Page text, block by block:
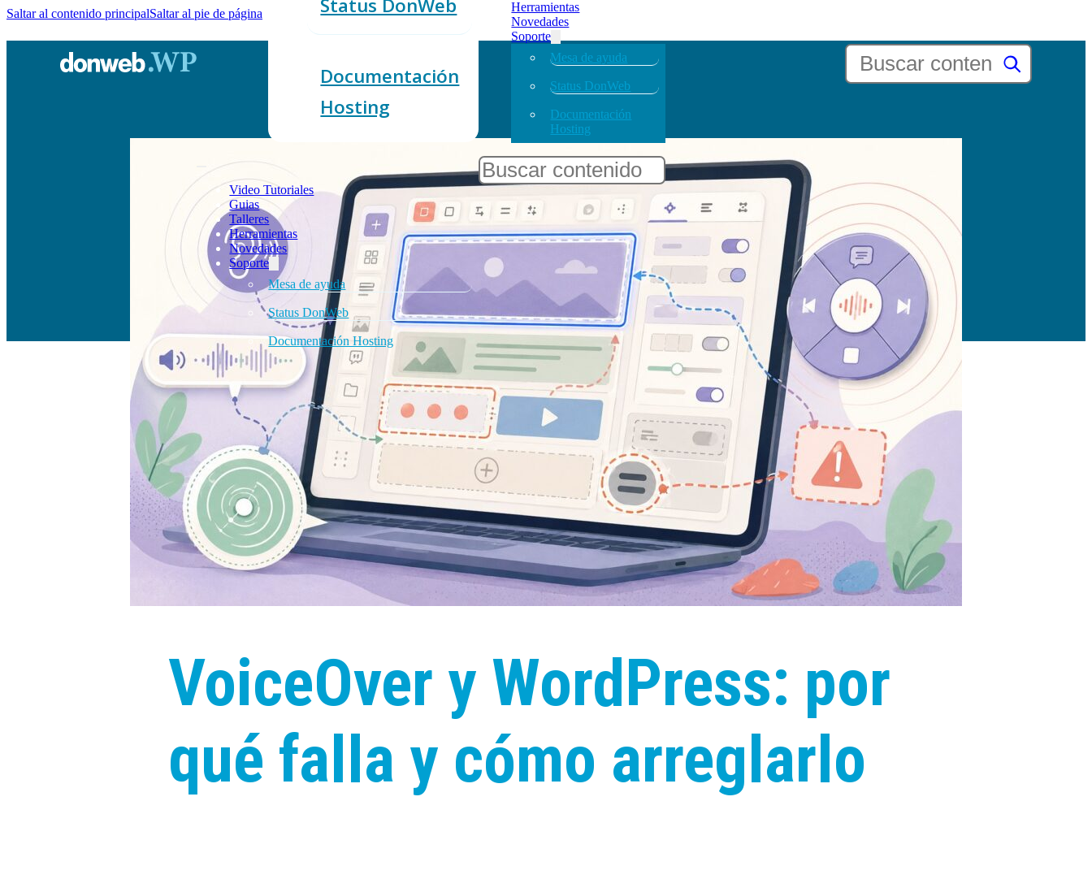
Saltar al contenido principalSaltar al pie de página
Documentación
Hosting
Video Tutoriales
Guias
Talleres
Herramientas
Novedades
Soporte
Mesa de ayuda
Status DonWeb
Documentación Hosting
Herramientas
Novedades
Soporte
Mesa de ayuda
Status DonWeb
Documentación
Hosting
Buscar
Buscar
VoiceOver y WordPress: por
qué falla y cómo arreglarlo